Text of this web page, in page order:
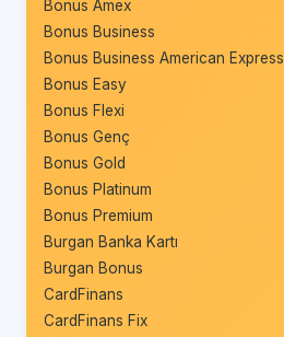
Bonus Amex
Bonus Business
Bonus Business American Express
Bonus Easy
Bonus Flexi
Bonus Genç
Bonus Gold
Bonus Platinum
Bonus Premium
Burgan Banka Kartı
Burgan Bonus
CardFinans
CardFinans Fix